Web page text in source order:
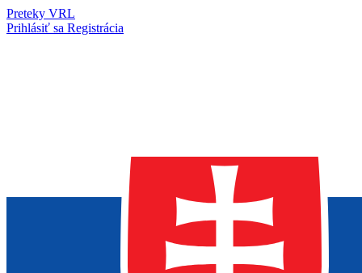
Preteky VRL
Prihlásiť sa Registrácia